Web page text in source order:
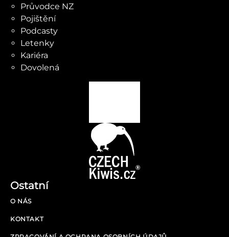
Průvodce NZ
Pojištění
Podcasty
Letenky
Kariéra
Dovolená
Ostatní
O NÁS
KONTAKT